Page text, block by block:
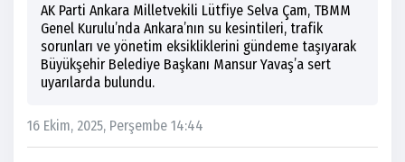
AK Parti Ankara Milletvekili Lütfiye Selva Çam, TBMM
Genel Kurulu’nda Ankara’nın su kesintileri, trafik
sorunları ve yönetim eksikliklerini gündeme taşıyarak
Büyükşehir Belediye Başkanı Mansur Yavaş’a sert
uyarılarda bulundu.
16 Ekim, 2025, Perşembe 14:44